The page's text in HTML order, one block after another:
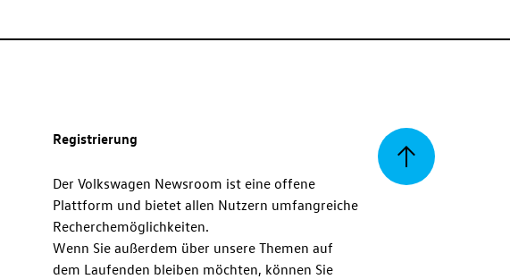
Zurück
Registrierung
Der Volkswagen Newsroom ist eine offene
Plattform und bietet allen Nutzern umfangreiche
Recherchemöglichkeiten.
Wenn Sie außerdem über unsere Themen auf
dem Laufenden bleiben möchten, können Sie